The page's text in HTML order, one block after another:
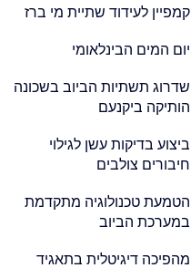
קמפיין לעידוד שתיית מי ברז
יום המים הבינלאומי
שדרוג תשתיות הביוב בשכונה
הותיקה ביקנעם
ביצוע בדיקות עשן לגילוי
חיבורים צולבים
הטמעת טכנולוגיה מתקדמת
במערכת הביוב
מהפיכה דיגיטלית בתאגיד